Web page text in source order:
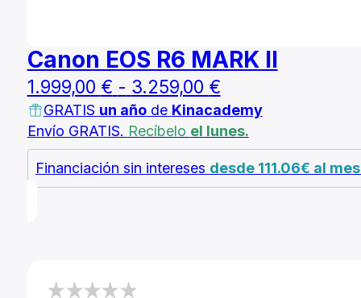
Canon EOS R6 MARK II
1.999,00 € - 3.259,00 €Rango
de
precios:
desde
1.999,00 €
GRATIS un añode Kinacademy
Envío GRATIS. Recíbelo el lunes.
Financiación sin intereses desde 111.06€ al